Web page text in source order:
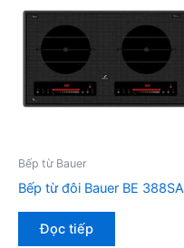
Bếp từ Bauer
Bếp từ đôi Bauer BE 388SA
Đọc tiếp